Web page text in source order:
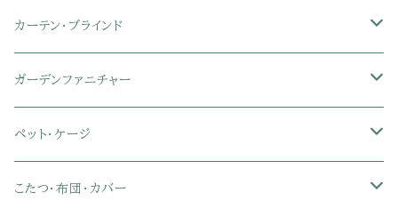
セミシングル
シングル
セミシングル
シングル
セミダブル
ダブル
セミダブル
ダブル
クイーン
キング
デスクセット
サイドワゴン・チェスト
木製デスク
ガラスデスク
メッシュオフィスチェア
ファブリックチェア
革・レザー・合皮チェア
スチール脚チェア
木脚チェア
オフィス家電
物干しスタンド
トイレ用品
トイレットペーパーホルダー
バス用品・バスマット
キャニスター・ディスペンサー
コーヒーサーバー
エコバッグ
玄関小物・傘
ラック・ランドセルラック
おもちゃ・キッズ収納
学習机・学習椅子
チェア・ベビーチェア・ソファ
シーリングライト
シーリングファンライト
ペンダントライト
スポットライト
カーテン・ブラインド
ドレープカーテン
レースカーテン
カーテンセット
ガーデンファニチャー
ガーデンフェンス・アーチ
ガーデンテーブル・チェア・ベンチ
ペット・ケージ
ケージ
こたつ・布団・カバー